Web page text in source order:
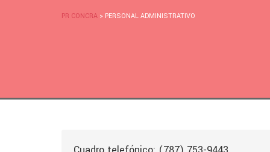
PR CONCRA > PERSONAL ADMINISTRATIVO